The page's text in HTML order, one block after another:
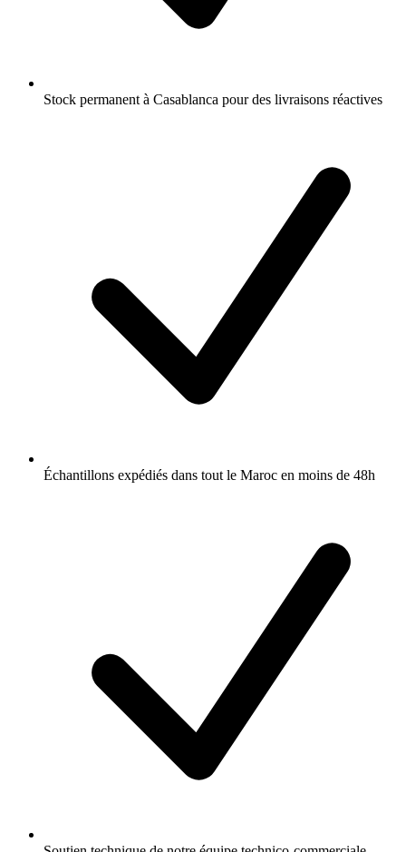
Stock permanent à Casablanca pour des livraisons réactives
Échantillons expédiés dans tout le Maroc en moins de 48h